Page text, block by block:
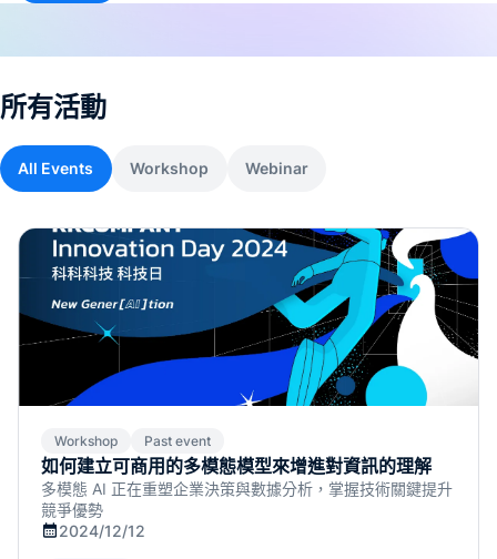
所有活動
All Events Workshop Webinar
Workshop Past event
如何建立可商用的多模態模型來增進對資訊的理解
多模態 AI 正在重塑企業決策與數據分析，掌握技術關鍵提升
競爭優勢
2024/12/12